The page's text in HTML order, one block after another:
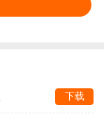
下载